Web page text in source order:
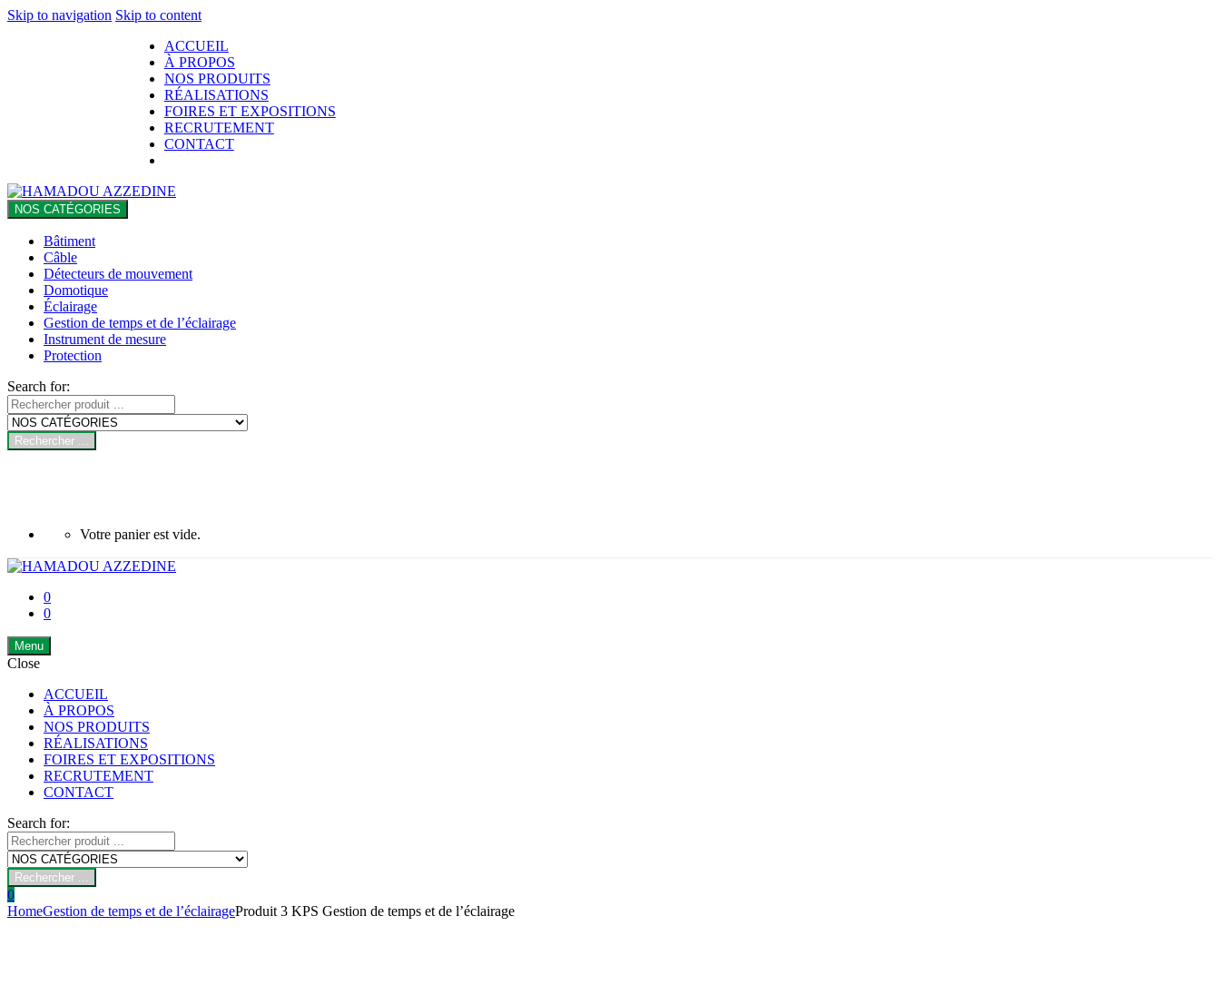
Skip to navigation Skip to content
ACCUEIL
À PROPOS
NOS PRODUITS
RÉALISATIONS
FOIRES ET EXPOSITIONS
RECRUTEMENT
CONTACT
NOS CATÉGORIES
Bâtiment
Câble
Détecteurs de mouvement
Domotique
Éclairage
Gestion de temps et de l’éclairage
Instrument de mesure
Protection
Search for:
Rechercher ...
Votre panier est vide.
0
0
Menu
Close
ACCUEIL
À PROPOS
NOS PRODUITS
RÉALISATIONS
FOIRES ET EXPOSITIONS
RECRUTEMENT
CONTACT
Search for:
Rechercher ...
0
HomeGestion de temps et de l’éclairageProduit 3 KPS Gestion de temps et de l’éclairage